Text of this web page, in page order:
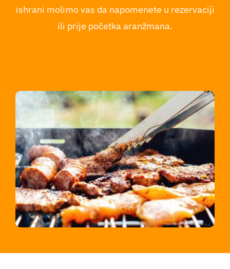
ishrani molimo vas da napomenete u rezervaciji
ili prije početka aranžmana.